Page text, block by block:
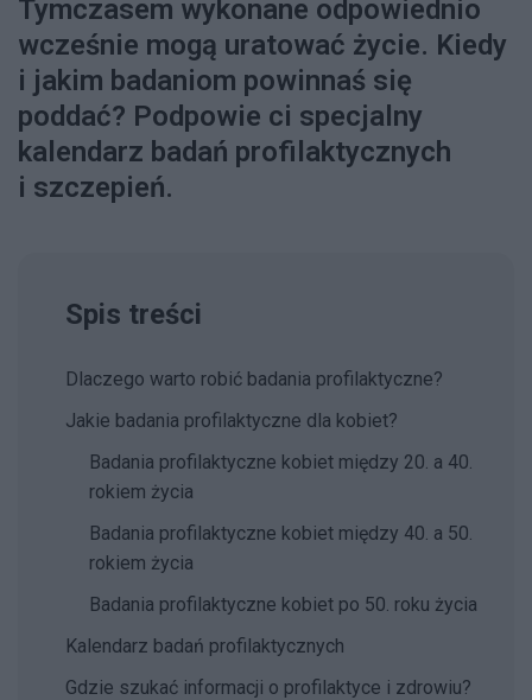
Tymczasem wykonane odpowiednio
wcześnie mogą uratować życie. Kiedy
i jakim badaniom powinnaś się
poddać? Podpowie ci specjalny
kalendarz badań profilaktycznych
i szczepień.
Spis treści
Dlaczego warto robić badania profilaktyczne?
Jakie badania profilaktyczne dla kobiet?
Badania profilaktyczne kobiet między 20. a 40.
rokiem życia
Badania profilaktyczne kobiet między 40. a 50.
rokiem życia
Badania profilaktyczne kobiet po 50. roku życia
Kalendarz badań profilaktycznych
Gdzie szukać informacji o profilaktyce i zdrowiu?